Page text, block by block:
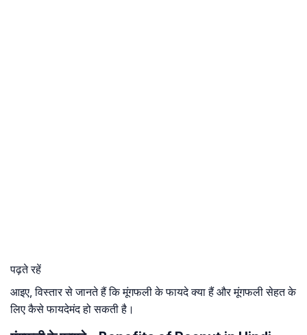
पढ़ते रहें
आइए, विस्तार से जानते हैं कि मूंगफली के फायदे क्या हैं और मूंगफली सेहत के
लिए कैसे फायदेमंद हो सकती है।